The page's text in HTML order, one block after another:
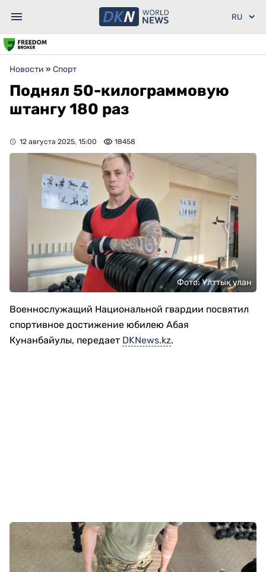
Новости » Спорт
Поднял 50-килограммовую
штангу 180 раз
12 августа 2025, 15:00 18458
Фото: Ұлттық ұлан
Военнослужащий Национальной гвардии посвятил
спортивное достижение юбилею Абая
Кунанбайулы, передает DKNews.kz.